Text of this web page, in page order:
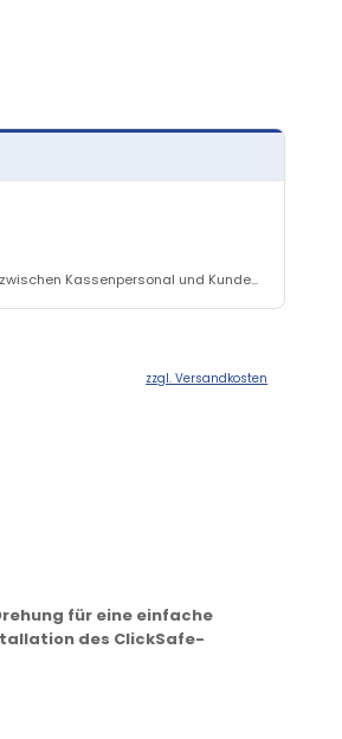
Kassenpersonal und Kunde...
zzgl. Versandkosten
für eine einfache
des ClickSafe-